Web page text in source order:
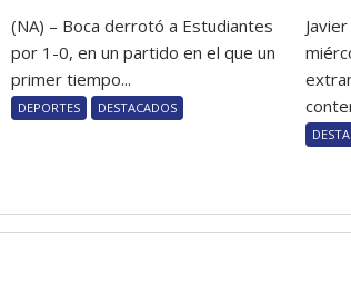
(NA) – Boca derrotó a Estudiantes
por 1-0, en un partido en el que un
primer tiempo...
DEPORTES DESTACADOS